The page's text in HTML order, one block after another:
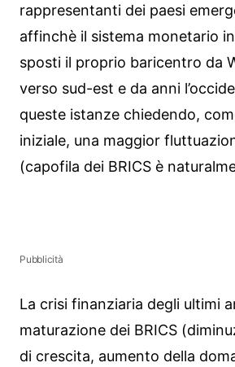
rappresentanti dei paesi
affinchè il sistema monetario
sposti il proprio baricentro da
verso sud-est e da anni
queste istanze chiedendo,
iniziale, una maggior
(capofila dei BRICS è
Pubblicità
La crisi finanziaria degli ultimi
maturazione dei BRICS
di crescita, aumento della